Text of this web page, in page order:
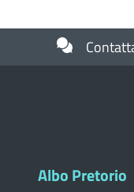
Albo Pretorio